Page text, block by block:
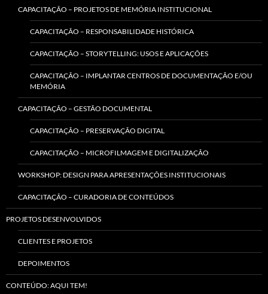
CAPACITAÇÃO – PROJETOS DE MEMÓRIA INSTITUCIONAL
CAPACITAÇÃO – RESPONSABILIDADE HISTÓRICA
CAPACITAÇÃO – STORYTELLING: USOS E APLICAÇÕES
CAPACITAÇÃO – IMPLANTAR CENTROS DE DOCUMENTAÇÃO E/OU
MEMÓRIA
CAPACITAÇÃO – GESTÃO DOCUMENTAL
CAPACITAÇÃO – PRESERVAÇÃO DIGITAL
CAPACITAÇÃO – MICROFILMAGEM E DIGITALIZAÇÃO
WORKSHOP: DESIGN PARA APRESENTAÇÕES INSTITUCIONAIS
CAPACITAÇÃO – CURADORIA DE CONTEÚDOS
PROJETOS DESENVOLVIDOS
CLIENTES E PROJETOS
DEPOIMENTOS
CONTEÚDO: AQUI TEM!